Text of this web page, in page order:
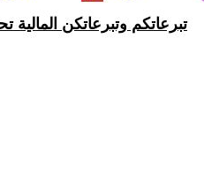
تبرعاتكم وتبرعاتكن